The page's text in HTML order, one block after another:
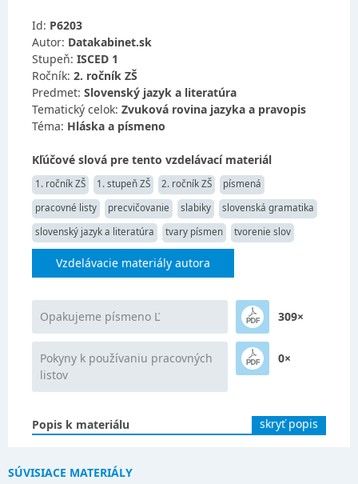
Id: P6203
Autor: Datakabinet.sk
Stupeň: ISCED 1
Ročník: 2. ročník ZŠ
Predmet: Slovenský jazyk a literatúra
Tematický celok: Zvuková rovina jazyka a pravopis
Téma: Hláska a písmeno
Kľúčové slová pre tento vzdelávací materiál
1. ročník ZŠ 1. stupeň ZŠ 2. ročník ZŠ
písmená
pracovné listy
precvičovanie slabiky
slovenská gramatika
slovenský jazyk a literatúra
tvary písmen tvorenie slov
Vzdelávacie materiály autora
Opakujeme písmeno Ľ 309×
Pokyny k používaniu pracovných
listov
0×
Popis k materiálu skryť popis
SÚVISIACE MATERIÁLY